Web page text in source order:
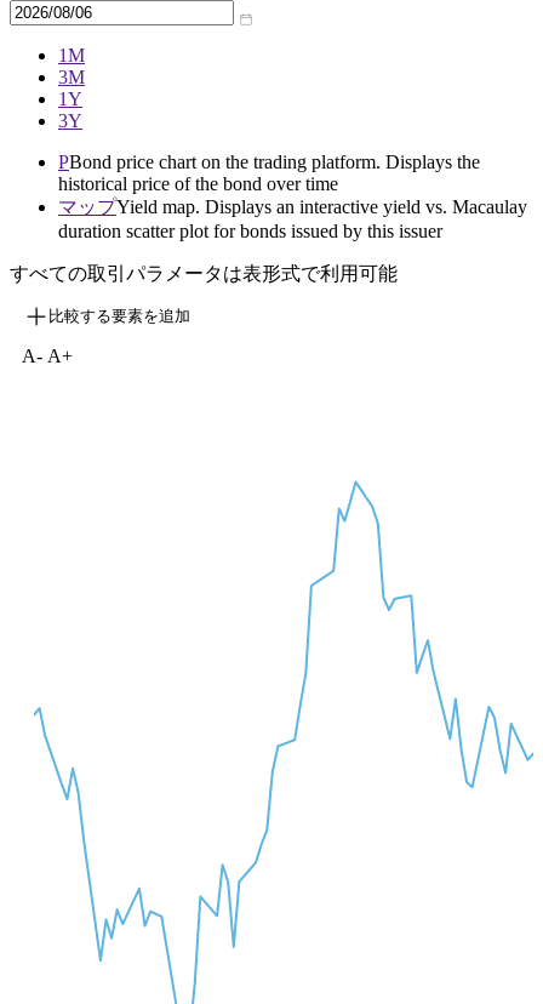
1M
3M
1Y
3Y
PBond price chart on the trading platform. Displays the
historical price of the bond over time
マップYield map. Displays an interactive yield vs. Macaulay
duration scatter plot for bonds issued by this issuer
すべての取引パラメータは表形式で利用可能
比較する要素を追加